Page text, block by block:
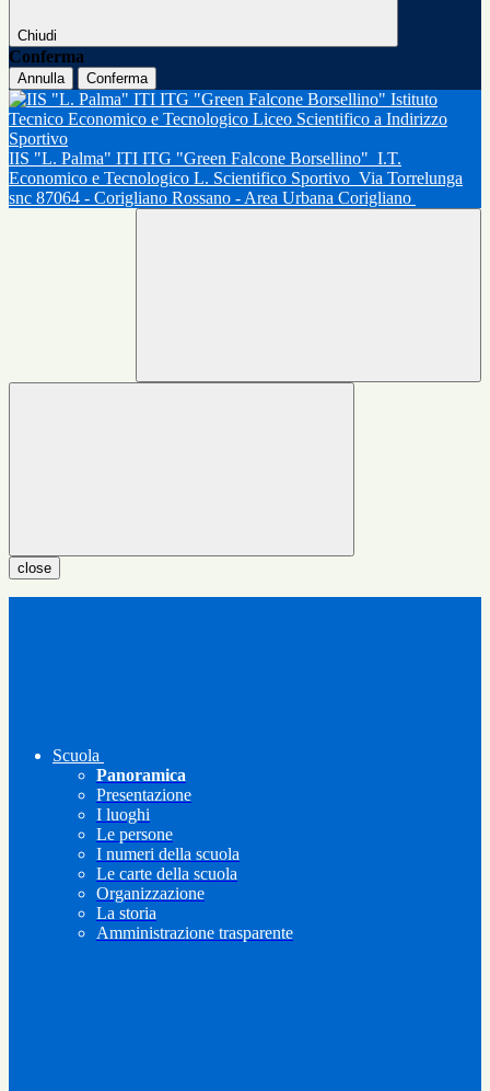
Chiudi
Conferma
Annulla Conferma
IIS "L. Palma" ITI ITG "Green Falcone Borsellino" I.T.
Economico e Tecnologico L. Scientifico Sportivo Via Torrelunga
snc 87064 - Corigliano Rossano - Area Urbana Corigliano
close
Scuola
Panoramica
Presentazione
I luoghi
Le persone
I numeri della scuola
Le carte della scuola
Organizzazione
La storia
Amministrazione trasparente